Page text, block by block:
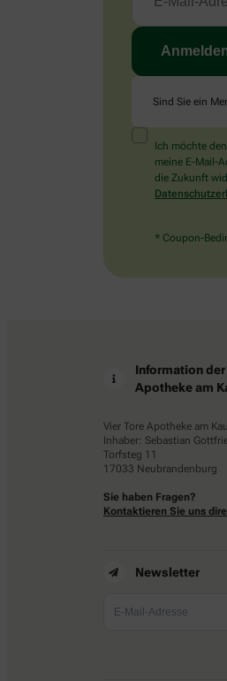
Sind Sie ein
Ich möchte
meine E-Mail-
die Zukunft
* Coupon-
Information der
Apotheke am
Vier Tore Apotheke am
Inhaber: Sebastian
Torfsteg 11
17033 Neubrandenburg
Sie haben Fragen?
Kontaktieren Sie uns
Newsletter